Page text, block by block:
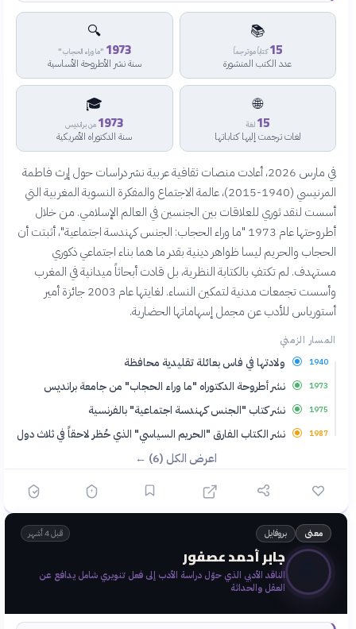
📚
15 كتاباً موترجماً
عدد الكتب المنشورة
🔍
1973 "ما وراء الحجاب"
سنة نشر الأطروحة الأساسية
🌐
15 لغة
لغات ترجمت إليها كتاباتها
🎓
1973 من برانديس
سنة الدكتوراه الأمريكية
في مارس 2026، أعادت منصات ثقافية عربية نشر دراسات حول إرث فاطمة
المرنيسي (1940-2015)، عالمة الاجتماع والمفكرة النسوية المغربية التي
أسست لنقد ثوري للعلاقات بين الجنسين في العالم الإسلامي. من خلال
أطروحتها عام 1973 "ما وراء الحجاب: الجنس كهندسة اجتماعية"، أثبتت أن
الحجاب والحريم ليسا ظواهر دينية بقدر ما هما بناء اجتماعي ذكوري
مستهدف. لم تكتفِ بالكتابة النظرية، بل قادت أبحاثاً ميدانية في المغرب
وأسست تجمعات مدنية لتمكين النساء. لغايتها عام 2003 جائزة أمير
أستورياس للأدب عن مجمل إسهاماتها الحضارية.
المسار الزمني
1940 ولادتها في فاس بعائلة تقليدية محافظة
1973 نشر أطروحة الدكتوراه "ما وراء الحجاب" من جامعة برانديس
1975 نشر كتاب "الجنس كهندسة اجتماعية" بالفرنسية
1987 نشر الكتاب الفارق "الحريم السياسي" الذي حُظر لاحقاً في ثلاث دول
اعرض الكل (6) ←
معنى بروفايل قبل 4 أشهر
جابر أحمد عصفور
الناقد الأدبي الذي حوّل دراسة الأدب إلى فعل تنويري شامل يدافع عن
العقل والحداثة